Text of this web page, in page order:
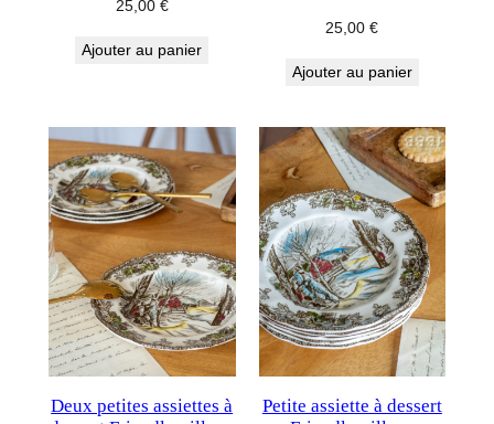
25,00 €
Ajouter au panier
25,00€
Ajouter au panier
Deux petites assiettes à
Petite assiette à dessert